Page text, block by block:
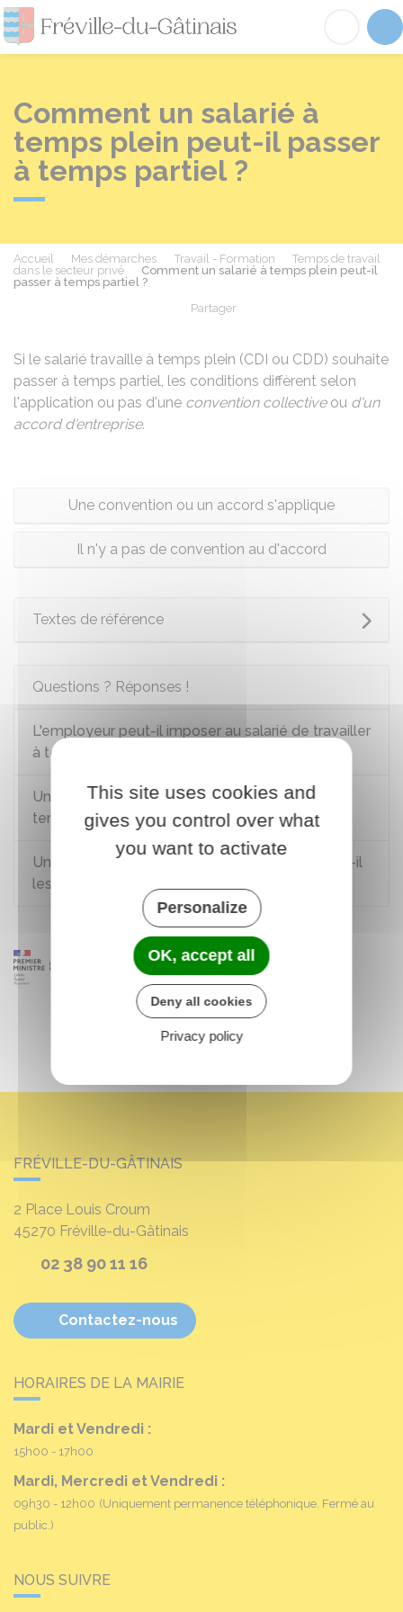
Fréville-du-
Comment un salarié à
temps plein peut-il passer
à temps partiel ?
Accueil Mes démarches Travail - Formation
Temps de travail
dans le secteur privé
Comment un salarié à temps plein peut-il
passer à temps partiel ?
Partager
Si le salarié travaille à temps plein (CDI ou CDD) souhaite
passer à temps partiel, les conditions diffèrent selon
l'application ou pas d'une convention collectiveou d'un
accord d'entreprise.
Une convention ou un accord s'applique
Il n'y a pas de convention au d'accord
Textes de référence
Questions ? Réponses !
L'employeur peut-il imposer au salarié de travailler
à temps partiel ?
Un employeur peut-il modifier les horaires de
temps de travail d'un salarié à temps partiel ?
Un ressortissant européen salarié en France a-t-il
les mêmes droits qu'un salarié français ?
FRÉVILLE-DU-GÂTINAIS
2 Place Louis Croum
45270 Fréville-du-Gâtinais
02 38 90 11 16
Contactez-nous
HORAIRES DE LA MAIRIE
Mardi et Vendredi :
15h00 - 17h00
Mardi, Mercredi et Vendredi :
09h30 - 12h00 (Uniquement permanence téléphonique. Fermé au
public.)
NOUS SUIVRE
This site uses cookies and
gives you control over what
you want to activate
Personalize
OK, accept all
Deny all cookies
Privacy policy